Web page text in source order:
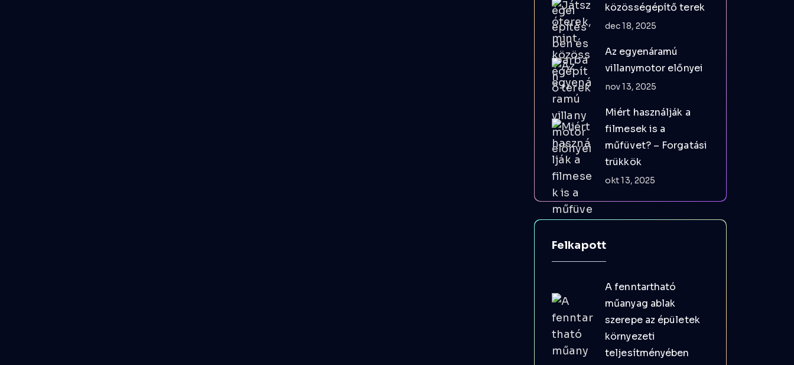
közösségépítő terek
dec 18, 2025
Az egyenáramú
villanymotor előnyei
nov 13, 2025
Miért használják a
filmesek is a
műfüvet? – Forgatási
trükkök
okt 13, 2025
Felkapott
A fenntartható
műanyag ablak
szerepe az épületek
környezeti
teljesítményében